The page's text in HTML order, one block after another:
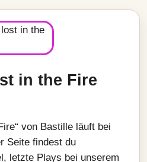
in the Fire
von Bastille läuft bei
Seite findest du
letzte Plays bei unserem